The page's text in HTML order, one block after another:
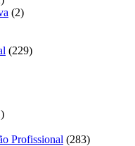
(2)
(229)
Profissional (283)